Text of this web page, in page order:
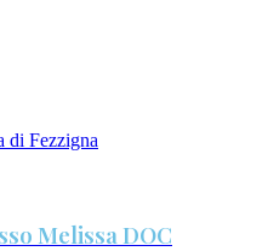
Melissa DOC